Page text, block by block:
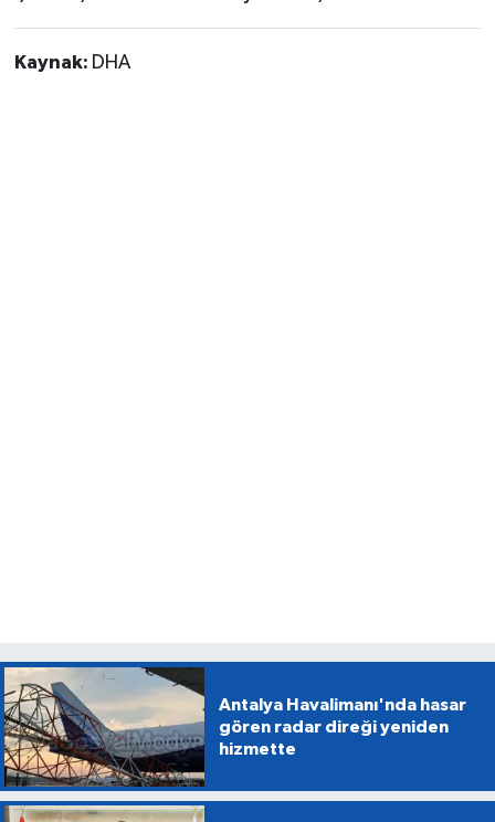
Kaynak: DHA
Antalya Havalimanı'nda hasar
gören radar direği yeniden
hizmette